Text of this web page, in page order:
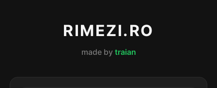
RIMEZI.RO
made by traian